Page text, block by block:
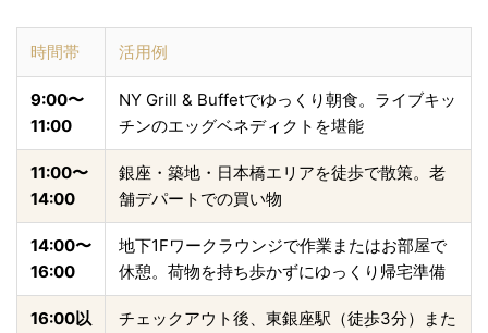
時間帯 活用例
9:00〜
11:00
NY Grill & Buffetでゆっくり朝食。ライブキッ
チンのエッグベネディクトを堪能
11:00〜
14:00
銀座・築地・日本橋エリアを徒歩で散策。老
舗デパートでの買い物
14:00〜
16:00
地下1Fワークラウンジで作業またはお部屋で
休憩。荷物を持ち歩かずにゆっくり帰宅準備
16:00以
チェックアウト後、東銀座駅（徒歩3分）また